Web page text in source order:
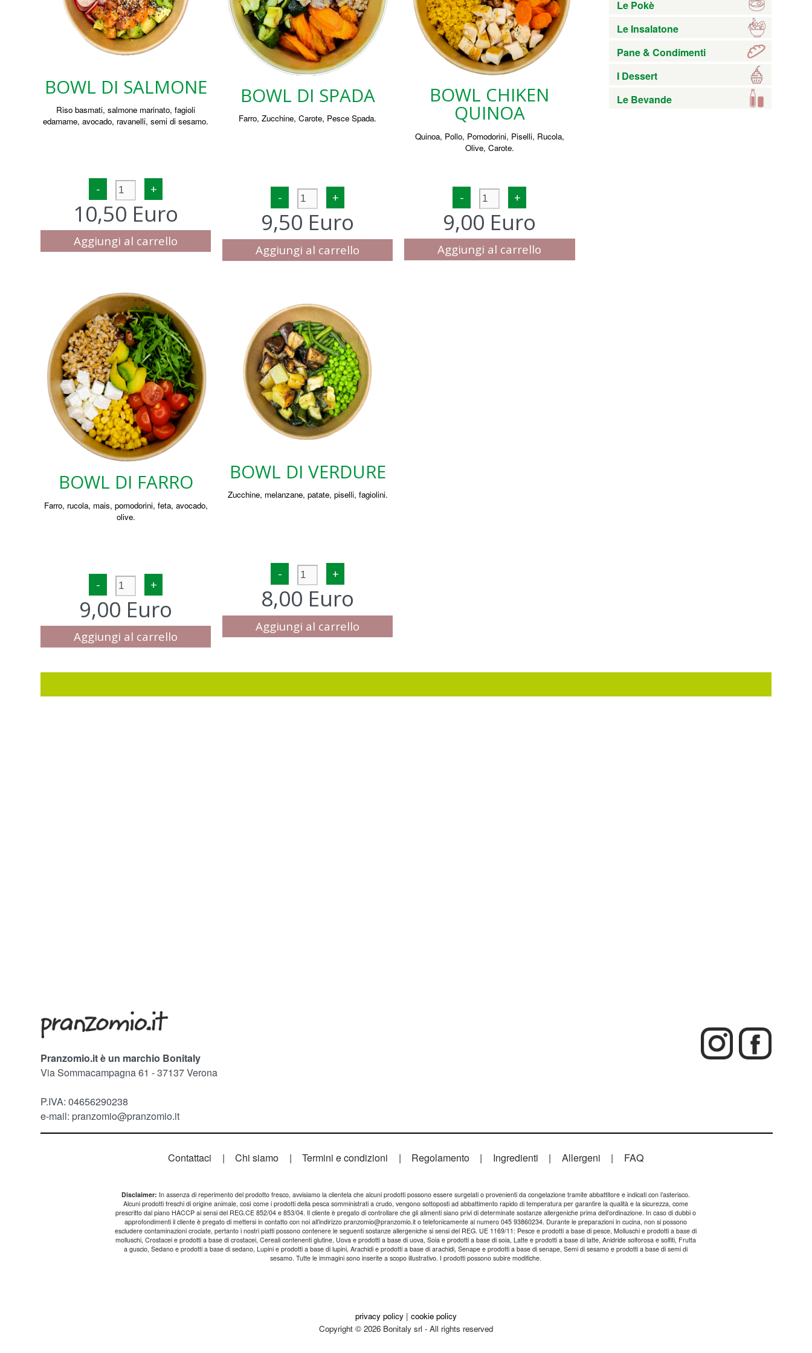
Le Pokè
Le Insalatone
Pane & Condimenti
I Dessert
Le Bevande
BOWL DI SALMONE
Riso basmati, salmone marinato, fagioli
edamame, avocado, ravanelli, semi di sesamo.
- +
10,50 Euro
Aggiungi al carrello
BOWL DI SPADA
Farro, Zucchine, Carote, Pesce Spada.
- +
9,50 Euro
Aggiungi al carrello
BOWL CHIKEN
QUINOA
Quinoa, Pollo, Pomodorini, Piselli, Rucola,
Olive, Carote.
- +
9,00 Euro
Aggiungi al carrello
BOWL DI FARRO
Farro, rucola, mais, pomodorini, feta, avocado,
olive.
- +
9,00 Euro
Aggiungi al carrello
BOWL DI VERDURE
Zucchine, melanzane, patate, piselli, fagiolini.
- +
8,00 Euro
Aggiungi al carrello
Pranzomio.it è un marchio Bonitaly
Via Sommacampagna 61 - 37137 Verona
P.IVA: 04656290238
e-mail: pranzomio@pranzomio.it
Contattaci | Chi siamo | Termini e condizioni | Regolamento | Ingredienti | Allergeni | FAQ
Disclaimer: In assenza di reperimento del prodotto fresco, avvisiamo la clientela che alcuni prodotti possono essere surgelati o provenienti da congelazione tramite abbattitore e indicati con l’asterisco.
Alcuni prodotti freschi di origine animale, così come i prodotti della pesca somministrati a crudo, vengono sottoposti ad abbattimento rapido di temperatura per garantire la qualità e la sicurezza, come
prescritto dal piano HACCP ai sensi del REG.CE 852/04 e 853/04. Il cliente è pregato di controllare che gli alimenti siano privi di determinate sostanze allergeniche prima dell’ordinazione. In caso di dubbi o
approfondimenti il cliente è pregato di mettersi in contatto con noi all’indirizzo pranzomio@pranzomio.it o telefonicamente al numero 045 93860234. Durante le preparazioni in cucina, non si possono
escludere contaminazioni crociate, pertanto i nostri piatti possono contenere le seguenti sostanze allergeniche si sensi del REG. UE 1169/11: Pesce e prodotti a base di pesce, Molluschi e prodotti a base di
molluschi, Crostacei e prodotti a base di crostacei, Cereali contenenti glutine, Uova e prodotti a base di uova, Soia e prodotti a base di soia, Latte e prodotti a base di latte, Anidride solforosa e solfiti, Frutta
a guscio, Sedano e prodotti a base di sedano, Lupini e prodotti a base di lupini, Arachidi e prodotti a base di arachidi, Senape e prodotti a base di senape, Semi di sesamo e prodotti a base di semi di
sesamo. Tutte le immagini sono inserite a scopo illustrativo. I prodotti possono subire modifiche.
privacy policy | cookie policy
Copyright © 2026 Bonitaly srl - All rights reserved